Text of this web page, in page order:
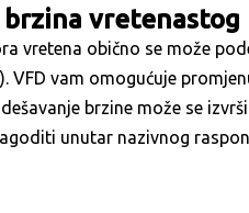
vretenastog
vretena obično se može
VFD vam omogućuje
brzine može se
unutar nazivnog